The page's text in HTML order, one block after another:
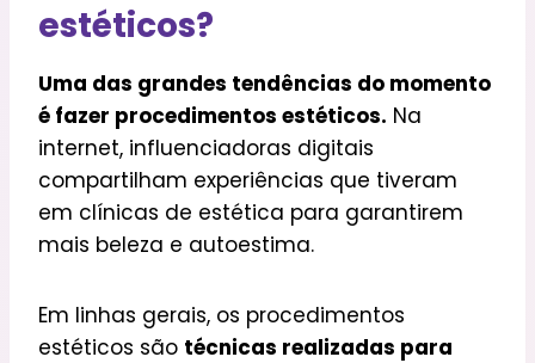
estéticos?
Uma das grandes tendências do momento
é fazer procedimentos estéticos. Na
internet, influenciadoras digitais
compartilham experiências que tiveram
em clínicas de estética para garantirem
mais beleza e autoestima.
Em linhas gerais, os procedimentos
estéticos são técnicas realizadas para